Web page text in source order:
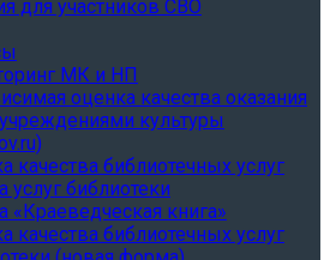
для участников СВО
МК и НП
оценка качества оказания
культуры
качества библиотечных услуг
услуг библиотеки
«Краеведческая книга»
качества библиотечных услуг